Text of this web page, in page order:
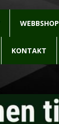
WEBBSHOP
KONTAKT